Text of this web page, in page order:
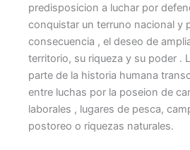
predisposicion a luchar por
conquistar un terruno nacional y
consecuencia , el deseo de
territorio, su riqueza y su poder .
parte de la historia humana
entre luchas por la poseion de
laborales , lugares de pesca,
postoreo o riquezas naturales.